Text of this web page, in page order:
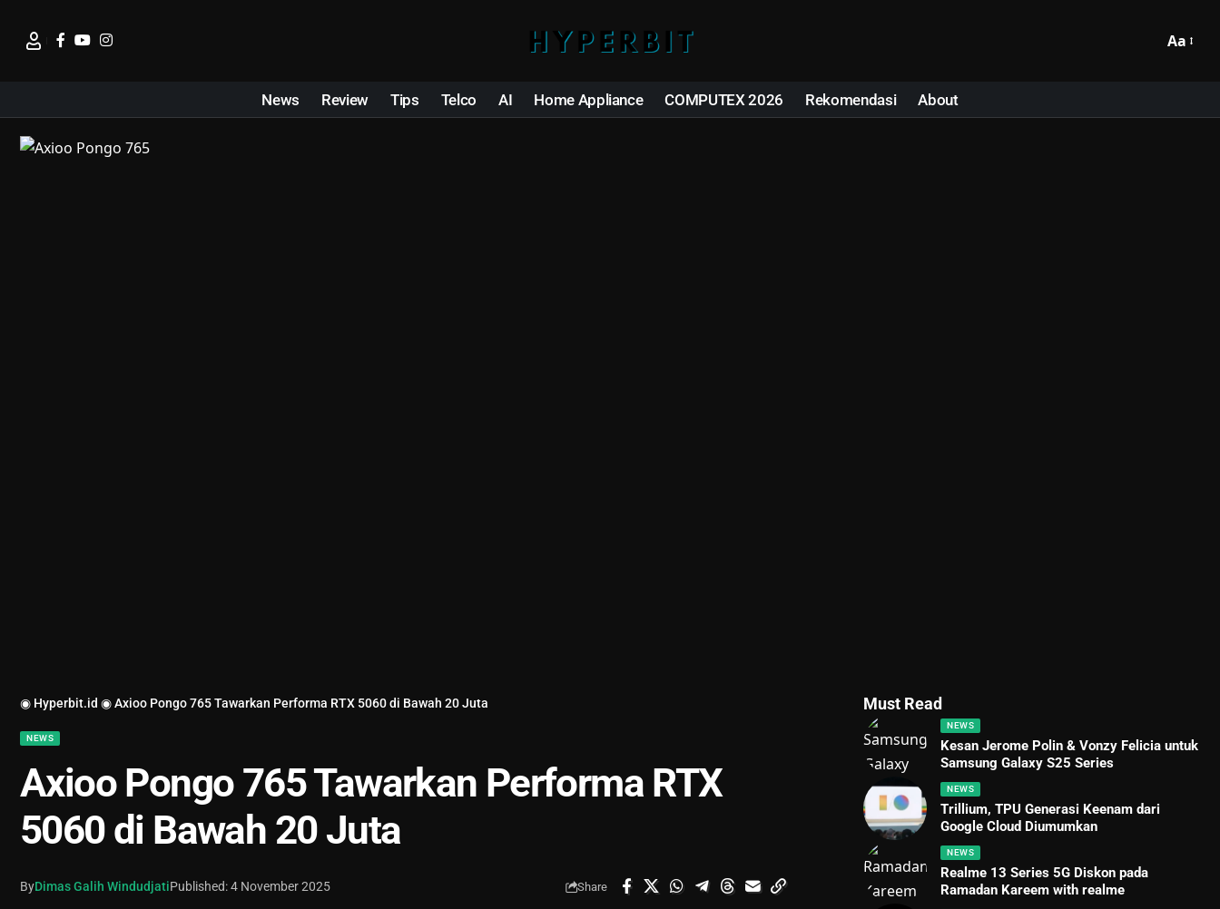
Aa
News Review Tips Telco AI Home Appliance COMPUTEX 2026 Rekomendasi About
◉ Hyperbit.id ◉Axioo Pongo 765 Tawarkan Performa RTX 5060 di Bawah 20 Juta
NEWS
Axioo Pongo 765 Tawarkan Performa RTX
5060 di Bawah 20 Juta
ByDimas Galih WindudjatiPublished: 4 November 2025 Share
Must Read
NEWS
Kesan Jerome Polin & Vonzy Felicia untuk
Samsung Galaxy S25 Series
NEWS
Trillium, TPU Generasi Keenam dari
Google Cloud Diumumkan
NEWS
Realme 13 Series 5G Diskon pada
Ramadan Kareem with realme